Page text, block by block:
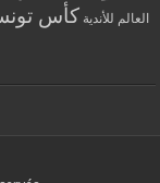
العالم للأندية كأس